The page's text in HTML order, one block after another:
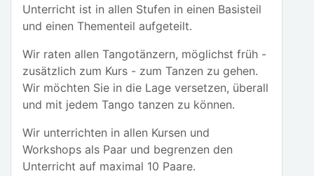
Unterricht ist in allen Stufen in einen Basisteil
und einen Thementeil aufgeteilt.
Wir raten allen Tangotänzern, möglichst früh -
zusätzlich zum Kurs - zum Tanzen zu gehen.
Wir möchten Sie in die Lage versetzen, überall
und mit jedem Tango tanzen zu können.
Wir unterrichten in allen Kursen und
Workshops als Paar und begrenzen den
Unterricht auf maximal 10 Paare.